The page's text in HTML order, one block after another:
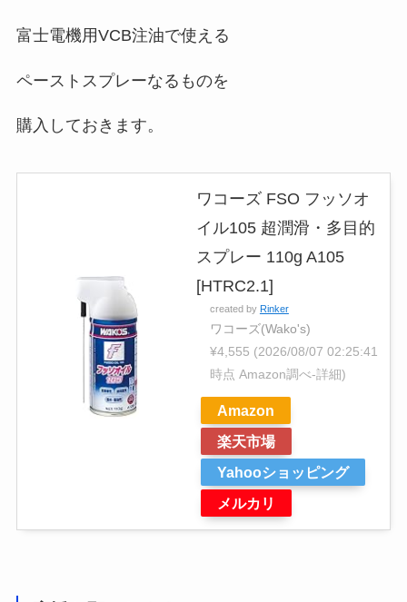
富士電機用VCB注油で使える
ペーストスプレーなるものを
購入しておきます。
ワコーズ FSO フッソオ
イル105 超潤滑・多目的
スプレー 110g A105
[HTRC2.1]
created by Rinker
ワコーズ(Wako's)
¥4,555 (2026/08/07 02:25:41
時点 Amazon調べ-詳細)
Amazon
楽天市場
Yahooショッピング
メルカリ